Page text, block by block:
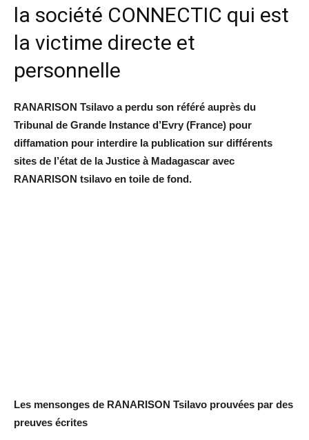
la société CONNECTIC qui est
la victime directe et
personnelle
RANARISON Tsilavo a perdu son référé auprès du
Tribunal de Grande Instance d’Evry (France) pour
diffamation pour interdire la publication sur différents
sites de l’état de la Justice à Madagascar avec
RANARISON tsilavo en toile de fond.
Les mensonges de RANARISON Tsilavo prouvées par des
preuves écrites